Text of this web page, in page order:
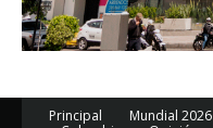
Principal
Mundial 2026